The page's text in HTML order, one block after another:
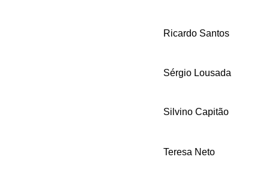
Ricardo Santos
Sérgio Lousada
Silvino Capitão
Teresa Neto